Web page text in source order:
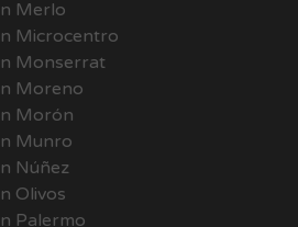
Merlo
Microcentro
Monserrat
Moreno
Morón
Munro
Núñez
Olivos
Palermo